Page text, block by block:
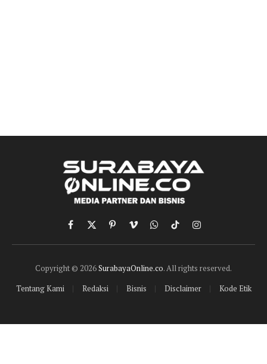
Facebook
X
(Twitter)
PinterestVimeoWhatsApp
TikTokInstagram
Copyright © 2026SurabayaOnline.co. All rights reserved.
Tentang Kami
Redaksi Bisnis Disclaimer Kode Etik